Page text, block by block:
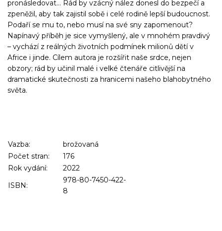
pronásledovat… Rád by vzácný nález donesl do bezpečí a
zpeněžil, aby tak zajistil sobě i celé rodině lepší budoucnost.
Podaří se mu to, nebo musí na své sny zapomenout?
Napínavý příběh je sice vymyšlený, ale v mnohém pravdivý
– vychází z reálných životních podmínek milionů dětí v
Africe i jinde. Cílem autora je rozšířit naše srdce, nejen
obzory; rád by učinil malé i velké čtenáře citlivější na
dramatické skutečnosti za hranicemi našeho blahobytného
světa.
Vazba:
brožovaná
Počet stran:
176
Rok vydání:
2022
ISBN:
978-80-7450-422-
8